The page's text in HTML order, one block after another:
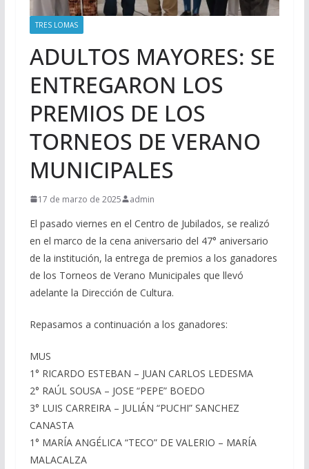
TRES LOMAS
ADULTOS MAYORES: SE
ENTREGARON LOS
PREMIOS DE LOS
TORNEOS DE VERANO
MUNICIPALES
17 de marzo de 2025 admin
El pasado viernes en el Centro de Jubilados, se realizó
en el marco de la cena aniversario del 47° aniversario
de la institución, la entrega de premios a los ganadores
de los Torneos de Verano Municipales que llevó
adelante la Dirección de Cultura.
Repasamos a continuación a los ganadores:
MUS
1° RICARDO ESTEBAN – JUAN CARLOS LEDESMA
2° RAÚL SOUSA – JOSE “PEPE” BOEDO
3° LUIS CARREIRA – JULIÁN “PUCHI” SANCHEZ
CANASTA
1° MARÍA ANGÉLICA “TECO” DE VALERIO – MARÍA
MALACALZA